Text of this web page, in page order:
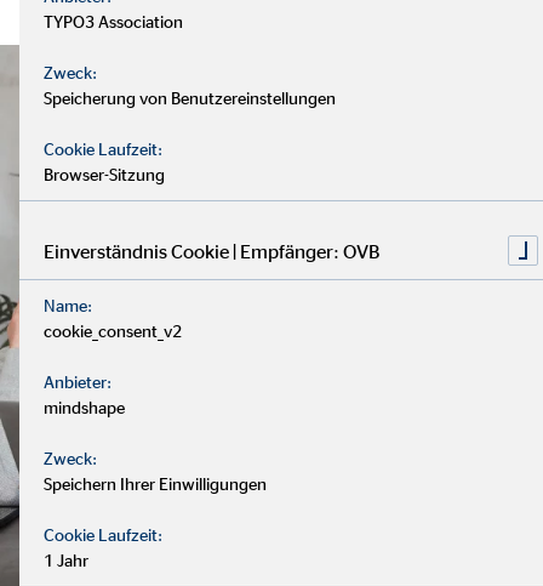
TYPO3 Association
Zweck:
Speicherung von Benutzereinstellungen
Cookie Laufzeit:
Browser-Sitzung
Einverständnis Cookie | Empfänger: OVB
Name:
cookie_consent_v2
Anbieter:
mindshape
Zweck:
Speichern Ihrer Einwilligungen
Cookie Laufzeit:
1 Jahr